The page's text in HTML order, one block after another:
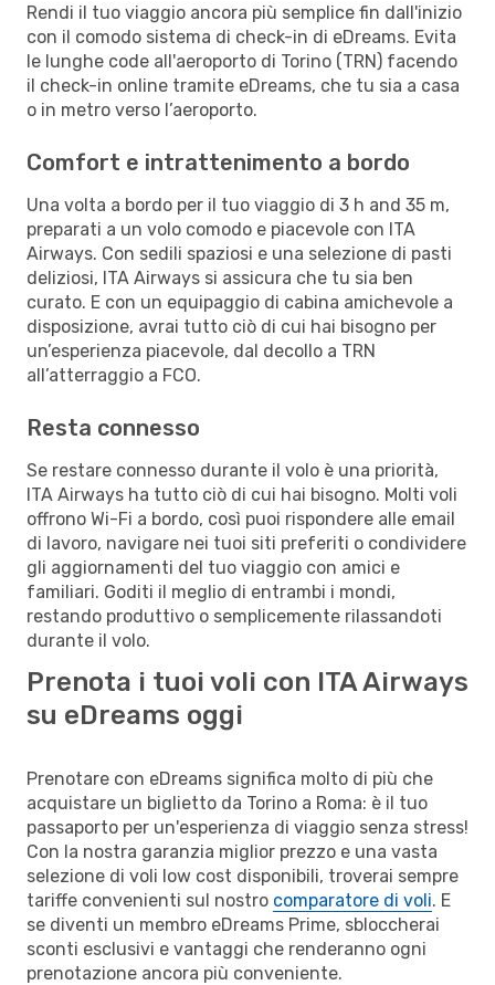
Rendi il tuo viaggio ancora più semplice fin dall'inizio
con il comodo sistema di check-in di eDreams. Evita
le lunghe code all'aeroporto di Torino (TRN) facendo
il check-in online tramite eDreams, che tu sia a casa
o in metro verso l’aeroporto.
Comfort e intrattenimento a bordo
Una volta a bordo per il tuo viaggio di 3 h and 35 m,
preparati a un volo comodo e piacevole con ITA
Airways. Con sedili spaziosi e una selezione di pasti
deliziosi, ITA Airways si assicura che tu sia ben
curato. E con un equipaggio di cabina amichevole a
disposizione, avrai tutto ciò di cui hai bisogno per
un’esperienza piacevole, dal decollo a TRN
all’atterraggio a FCO.
Resta connesso
Se restare connesso durante il volo è una priorità,
ITA Airways ha tutto ciò di cui hai bisogno. Molti voli
offrono Wi-Fi a bordo, così puoi rispondere alle email
di lavoro, navigare nei tuoi siti preferiti o condividere
gli aggiornamenti del tuo viaggio con amici e
familiari. Goditi il meglio di entrambi i mondi,
restando produttivo o semplicemente rilassandoti
durante il volo.
Prenota i tuoi voli con ITA Airways
su eDreams oggi
Prenotare con eDreams significa molto di più che
acquistare un biglietto da Torino a Roma: è il tuo
passaporto per un'esperienza di viaggio senza stress!
Con la nostra garanzia miglior prezzo e una vasta
selezione di voli low cost disponibili, troverai sempre
tariffe convenienti sul nostro comparatore di voli. E
se diventi un membro eDreams Prime, sbloccherai
sconti esclusivi e vantaggi che renderanno ogni
prenotazione ancora più conveniente.